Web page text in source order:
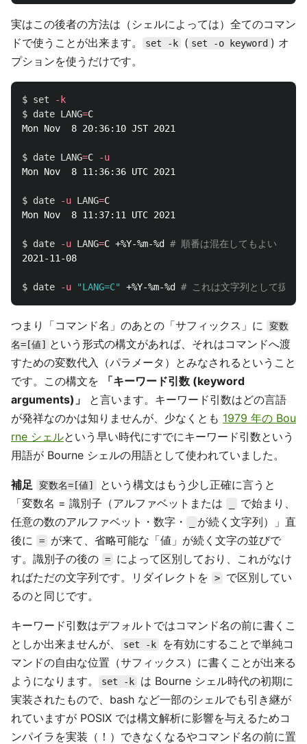
実はこの後者の方法は（シェルによっては）全てのコマン
ドで使うことが出来ます。
set -k ( set -o keyword ) オ
プションを使うだけです。
$ set
-k
$ date LANG=C
Mon Nov  8 20:36:10 JST 2021
$ date LANG=C
-u
Mon Nov  8 11:36:36 UTC 2021
$ date -u LANG=C
Mon Nov  8 11:37:11 UTC 2021
$ date -u LANG=C +%Y-%m-%d # 順番は混在してもよい
2021-11-08
$ date -u "LANG=C" +%Y-%m-%d # これは文字列として扱わ
つまり「コマンド名」のあとの「サフィックス」に
変数
名=[値]
という形式の構文があれば、それはコマンドへ渡
すための変数代入（パラメータ）とみなされるということ
です。この構文を
「キーワード引数 (keyword
arguments)」
と言います。キーワード引数はどの言語
が発祥なのかは知りませんが、少なくとも 1979 年の Bou
rne シェルという早い時代にすでにキーワード引数という
用語が Bourne シェルの用語として使われていました。
補足 変数名=[値]
という構文はもう少し正確に言うと
「変数名 = 識別子（アルファベットまたは
で始まり、
任意の数のアルファベット・数字・
が続く文字列）」直
後に
=
が来て、省略可能な「値」が続く文字の並びで
す。識別子の後の =
によって区別しており、これがなけ
ればただの文字列です。リダイレクトを
>
で区別してい
るのと同じです。
キーワード引数はデフォルトではコマンド名の前に書くこ
としか出来ませんが、
set -k
を有効にすることで単純コ
マンドの自由な位置（サフィックス）に書くことが出来る
ようになります。
set -k
は Bourne シェル時代の初期に
実装されたもので、bash など一部のシェルでも引き継が
れていますが POSIX では構文解析に影響を与えるためコ
ンパイラを実装（！）できなくなるやコマンド名の前に置